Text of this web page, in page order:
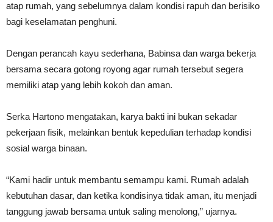
atap rumah, yang sebelumnya dalam kondisi rapuh dan berisiko
bagi keselamatan penghuni.
Dengan perancah kayu sederhana, Babinsa dan warga bekerja
bersama secara gotong royong agar rumah tersebut segera
memiliki atap yang lebih kokoh dan aman.
Serka Hartono mengatakan, karya bakti ini bukan sekadar
pekerjaan fisik, melainkan bentuk kepedulian terhadap kondisi
sosial warga binaan.
“Kami hadir untuk membantu semampu kami. Rumah adalah
kebutuhan dasar, dan ketika kondisinya tidak aman, itu menjadi
tanggung jawab bersama untuk saling menolong,” ujarnya.